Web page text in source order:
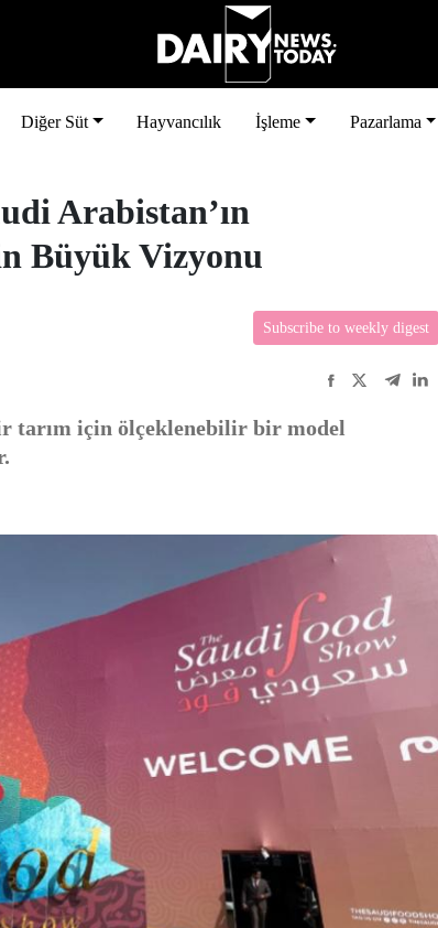
Diğer Süt Hayvancılık İşleme Pazarlama
Arabistan’ın
Büyük Vizyonu
Subscribe to weekly digest
tarım için ölçeklenebilir bir model